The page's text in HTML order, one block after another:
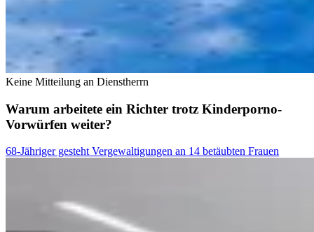
Keine Mitteilung an Dienstherrn
Warum arbeitete ein Richter trotz Kinderporno-
Vorwürfen weiter?
68-Jähriger gesteht Vergewaltigungen an 14 betäubten Frauen